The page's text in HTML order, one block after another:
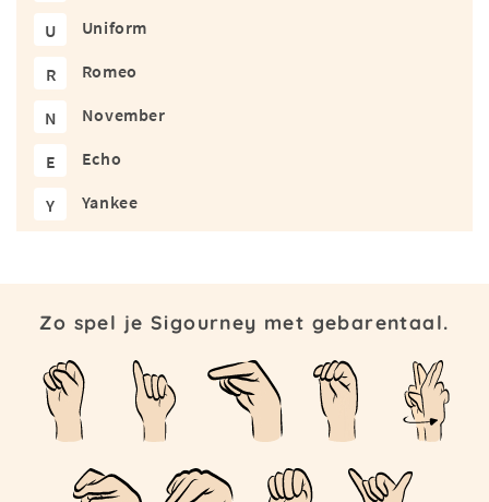
U Uniform
R Romeo
N November
E Echo
Y Yankee
Zo spel je Sigourney met gebarentaal.